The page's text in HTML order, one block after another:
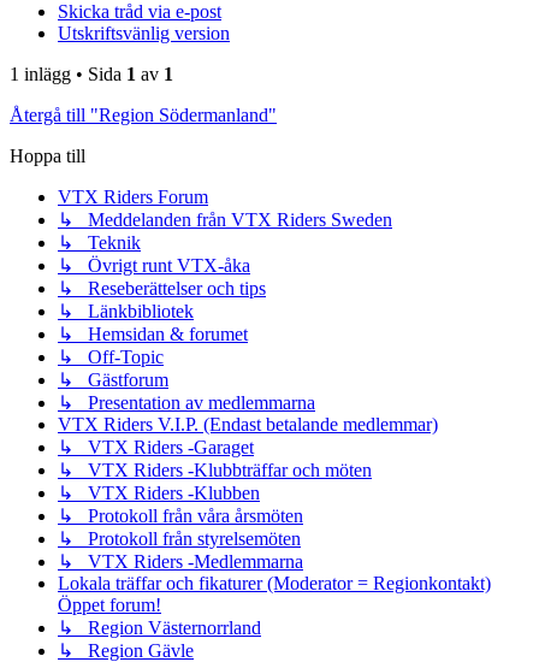
Skicka tråd via e-post
Utskriftsvänlig version
1 inlägg • Sida 1 av 1
Återgå till "Region Södermanland"
Hoppa till
VTX Riders Forum
↳ Meddelanden från VTX Riders Sweden
↳ Teknik
↳ Övrigt runt VTX-åka
↳ Reseberättelser och tips
↳ Länkbibliotek
↳ Hemsidan & forumet
↳ Off-Topic
↳ Gästforum
↳ Presentation av medlemmarna
VTX Riders V.I.P. (Endast betalande medlemmar)
↳ VTX Riders -Garaget
↳ VTX Riders -Klubbträffar och möten
↳ VTX Riders -Klubben
↳ Protokoll från våra årsmöten
↳ Protokoll från styrelsemöten
↳ VTX Riders -Medlemmarna
Lokala träffar och fikaturer (Moderator = Regionkontakt)
Öppet forum!
↳ Region Västernorrland
↳ Region Gävle